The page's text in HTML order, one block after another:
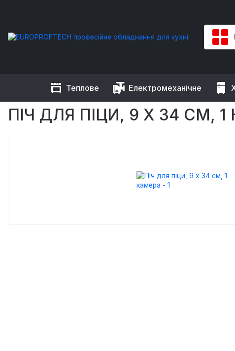
Теплове Електромеханічне
EUROPROFTECH Теплове обладнання Печі для піци Піч
ПІЧ ДЛЯ ПІЦИ, 9 Х 34 СМ, 1